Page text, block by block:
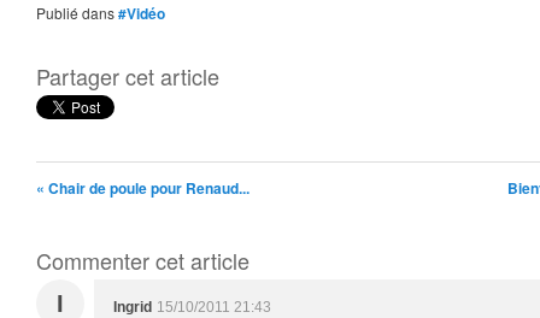
Publié dans#Vidéo
Partager cet article
« Chair de poule pour Renaud...
Commenter cet article
I Ingrid 15/10/2011 21:43